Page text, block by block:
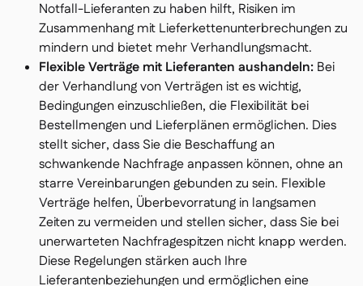
Notfall-Lieferanten zu haben hilft, Risiken im
Zusammenhang mit Lieferkettenunterbrechungen zu
mindern und bietet mehr Verhandlungsmacht.
Flexible Verträge mit Lieferanten aushandeln: Bei
der Verhandlung von Verträgen ist es wichtig,
Bedingungen einzuschließen, die Flexibilität bei
Bestellmengen und Lieferplänen ermöglichen. Dies
stellt sicher, dass Sie die Beschaffung an
schwankende Nachfrage anpassen können, ohne an
starre Vereinbarungen gebunden zu sein. Flexible
Verträge helfen, Überbevorratung in langsamen
Zeiten zu vermeiden und stellen sicher, dass Sie bei
unerwarteten Nachfragespitzen nicht knapp werden.
Diese Regelungen stärken auch Ihre
Lieferantenbeziehungen und ermöglichen eine